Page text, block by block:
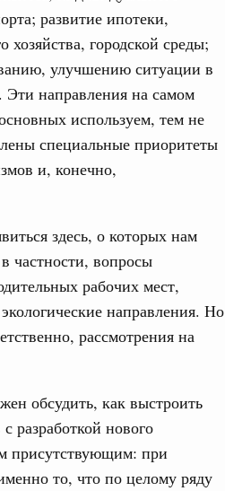
развитие ипотеки,
городской среды;
улучшению ситуации в
Эти направления на самом
используем, тем не
специальные приоритеты
и, конечно,
здесь, о которых нам
частности, вопросы
рабочих мест,
направления. Но
рассмотрения на
обсудить, как выстроить
разработкой нового
присутствующим: при
то, что по целому ряду